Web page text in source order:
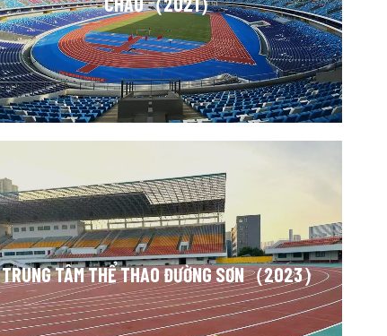
TRUNG TÂM THỂ THAO ĐƯỜNG SƠN（2023）